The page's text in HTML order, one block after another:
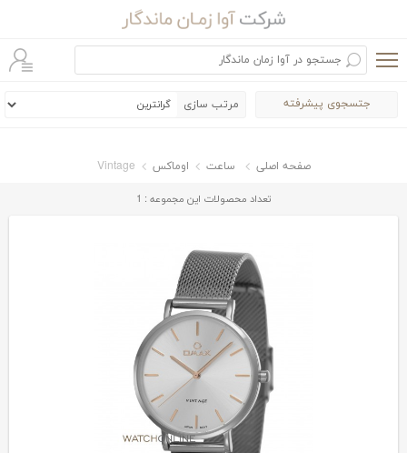
جتسجوی پیشرفته مرتب سازی
صفحه اصلی ساعت اوماکس Vintage
تعداد محصولات این مجموعه : 1